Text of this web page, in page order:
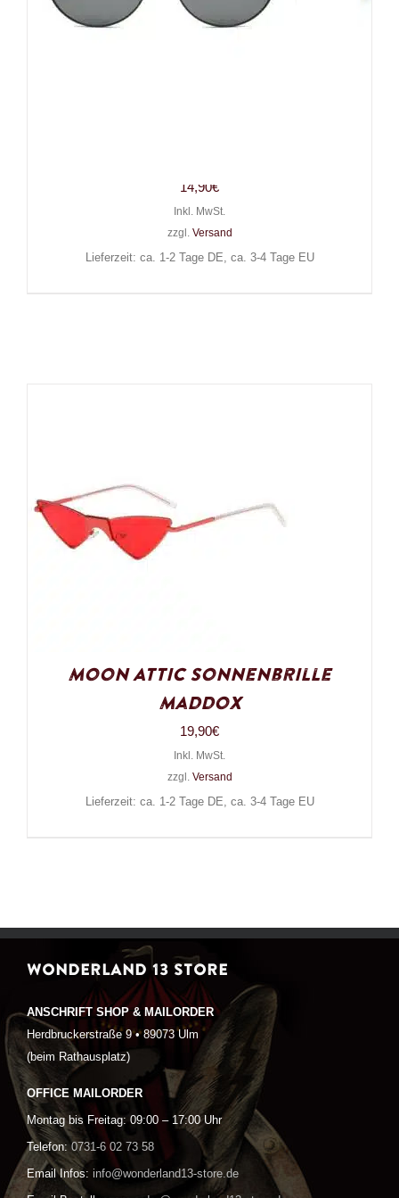
14,90€
Inkl. MwSt.
zzgl. Versand
Lieferzeit: ca. 1-2 Tage DE, ca. 3-4 Tage EU
Moon Attic Sonnenbrille
Maddox
19,90€
Inkl. MwSt.
zzgl. Versand
Lieferzeit: ca. 1-2 Tage DE, ca. 3-4 Tage EU
WONDERLAND 13 STORE
ANSCHRIFT SHOP & MAILORDER
Herdbruckerstraße 9 • 89073 Ulm
(beim Rathausplatz)
OFFICE MAILORDER
Montag bis Freitag: 09:00 – 17:00 Uhr
Telefon: 0731-6 02 73 58
Email Infos: info@wonderland13-store.de